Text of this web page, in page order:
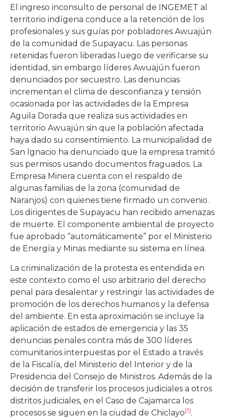
El ingreso inconsulto de personal de INGEMET al
territorio indígena conduce a la retención de los
profesionales y sus guías por pobladores Awuajún
de la comunidad de Supayacu. Las personas
retenidas fueron liberadas luego de verificarse su
identidad, sin embargo líderes Awuajún fueron
denunciados por secuestro. Las denuncias
incrementan el clima de desconfianza y tensión
ocasionada por las actividades de la Empresa
Aguila Dorada que realiza sus actividades en
territorio Awuajún sin que la población afectada
haya dado su consentimiento. La municipalidad de
San Ignacio ha denunciado que la empresa tramitó
sus permisos usando documentos fraguados. La
Empresa Minera cuenta con el respaldo de
algunas familias de la zona (comunidad de
Naranjos) con quienes tiene firmado un convenio.
Los dirigentes de Supayacu han recibido amenazas
de muerte. El componente ambiental de proyecto
fue aprobado “automáticamente” por el Ministerio
de Energía y Minas mediante su sistema en línea.
La criminalización de la protesta es entendida en
este contexto como el uso arbitrario del derecho
penal para desalentar y restringir las actividades de
promoción de los derechos humanos y la defensa
del ambiente. En esta aproximación se incluye la
aplicación de estados de emergencia y las 35
denuncias penales contra más de 300 líderes
comunitarios interpuestas por el Estado a través
de la Fiscalía, del Ministerio del Interior y de la
Presidencia del Consejo de Ministros. Además de la
decisión de transferir los procesos judiciales a otros
distritos judiciales, en el Caso de Cajamarca los
procesos se siguen en la ciudad de Chiclayo[1].